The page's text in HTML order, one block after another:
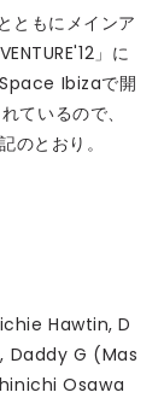
ともにメインア
」に
Ibizaで開
ているので、
のとおり。
Hawtin, D
Daddy G (Mas
Osawa